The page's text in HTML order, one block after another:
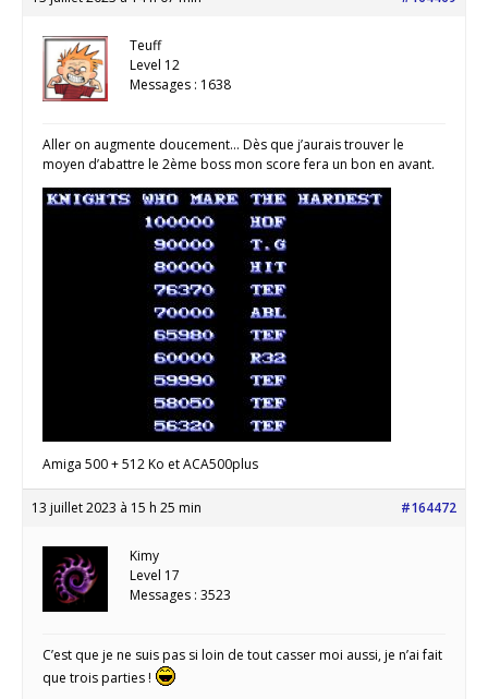
Teuff
Level 12
Messages : 1638
Aller on augmente doucement… Dès que j’aurais trouver le
moyen d’abattre le 2ème boss mon score fera un bon en avant.
Amiga 500 + 512 Ko et ACA500plus
13 juillet 2023 à 15 h 25 min #164472
Kimy
Level 17
Messages : 3523
C’est que je ne suis pas si loin de tout casser moi aussi, je n’ai fait
que trois parties !